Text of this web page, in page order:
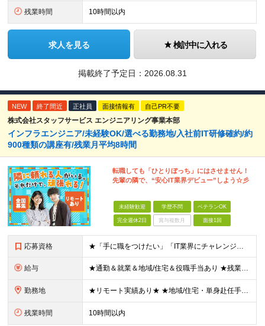
残業時間 10時間以内
求人を見る 検討中に入れる
掲載終了予定日： 2026.08.31
NEW 終了間近 正社員 面接情報有 自己PR不要
株式会社スタッフサービス エンジニアリング事業本部
インフラエンジニア/未経験OK/選べる勤務地/入社前IT研修確約/約
900種類の講座有/残業月平均8時間
転職しても「ひとりぼっち」にはさせません！
先輩の隣で、“安心IT業界デビュー”しよう☆彡
未経験歓迎 学歴不問 ベテランOK
完全週休2日 賞与複数月 面接1回
応募資格 ★「手に職をつけたい」「IT業界にチャレンジしたい」方歓迎！ ■学歴不問 ■IT知識・理系文系不問！未経験・第二新卒OK ★ITサポート・IT事務やエンジニアの経験をお持ちの方は優遇します！ 地方在
給与 ★通勤＆就業＆地域/住宅＆役職手当あり ★残業代は全額支給 ★選べる給与制度あり！ ■東京・神奈川・千葉・埼玉勤務の場合 月給24.5万円～55万円＋諸手当 （残業代は全額支給） (20,000円の
勤務地 ★リモート実績あり★ ★地域/住宅・単身赴任手当などサポートも万全 ★転任費用や寮・社宅制度も完備しています ★勤務地については希望を考慮の上、決定します ★面接地エリアでの就業率92％以上！ 『地
残業時間 10時間以内